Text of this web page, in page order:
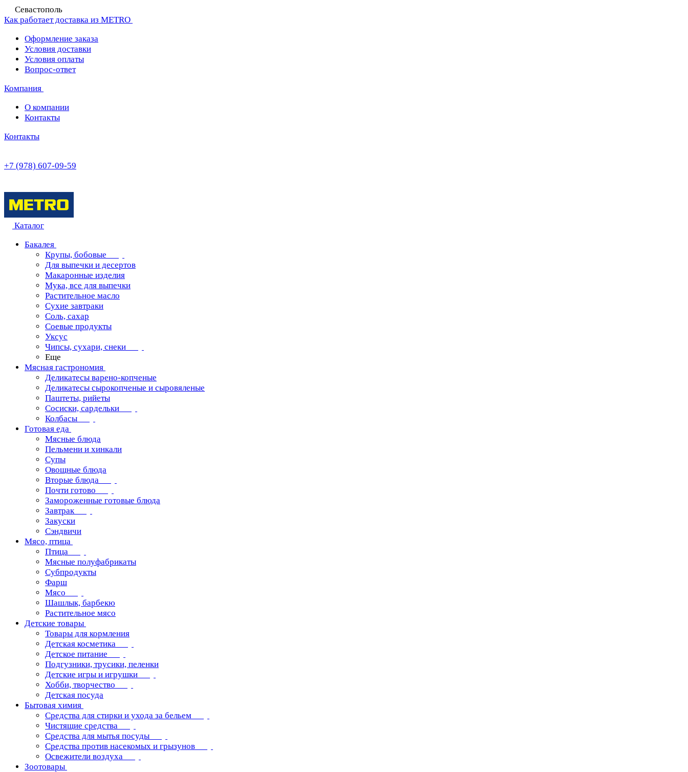
Севастополь
Как работает доставка из METRO
Оформление заказа
Условия доставки
Условия оплаты
Вопрос-ответ
Компания
О компании
Контакты
Контакты
+7 (978) 607-09-59
Каталог
Бакалея
Крупы, бобовые
Для выпечки и десертов
Макаронные изделия
Мука, все для выпечки
Растительное масло
Сухие завтраки
Соль, сахар
Соевые продукты
Уксус
Чипсы, сухари, снеки
Еще
Мясная гастрономия
Деликатесы варено-копченые
Деликатесы сырокопченые и сыровяленые
Паштеты, рийеты
Сосиски, сардельки
Колбасы
Готовая еда
Мясные блюда
Пельмени и хинкали
Супы
Овощные блюда
Вторые блюда
Почти готово
Замороженные готовые блюда
Завтрак
Закуски
Сэндвичи
Мясо, птица
Птица
Мясные полуфабрикаты
Субпродукты
Фарш
Мясо
Шашлык, барбекю
Растительное мясо
Детские товары
Товары для кормления
Детская косметика
Детское питание
Подгузники, трусики, пеленки
Детские игры и игрушки
Хобби, творчество
Детская посуда
Бытовая химия
Средства для стирки и ухода за бельем
Чистящие средства
Средства для мытья посуды
Средства против насекомых и грызунов
Освежители воздуха
Зоотовары